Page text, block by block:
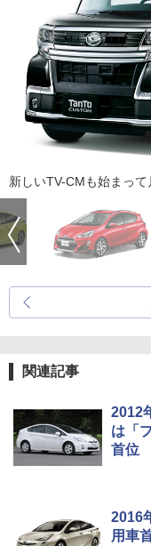
新しいTV-CMも始まって
関連記事
2012
は「
首位
2016
用車